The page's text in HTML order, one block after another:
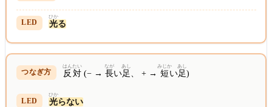
光
ひか
る
反対
はんたい
(− →長
なが
い足
あし
、 + → 短
みじか
い足
あし
)
光
ひか
らない